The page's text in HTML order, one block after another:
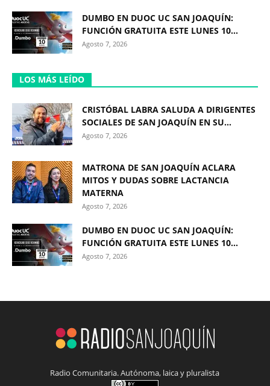
DUMBO EN DUOC UC SAN JOAQUÍN:
FUNCIÓN GRATUITA ESTE LUNES 10...
Agosto 7, 2026
LOS MÁS LEÍDO
CRISTÓBAL LABRA SALUDA A DIRIGENTES
SOCIALES DE SAN JOAQUÍN EN SU...
Agosto 7, 2026
MATRONA DE SAN JOAQUÍN ACLARA
MITOS Y DUDAS SOBRE LACTANCIA
MATERNA
Agosto 7, 2026
DUMBO EN DUOC UC SAN JOAQUÍN:
FUNCIÓN GRATUITA ESTE LUNES 10...
Agosto 7, 2026
Radio Comunitaria. Autónoma, laica y pluralista